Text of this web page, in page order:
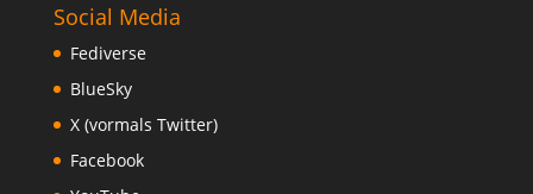
Social Media
Fediverse
BlueSky
X (vormals Twitter)
Facebook